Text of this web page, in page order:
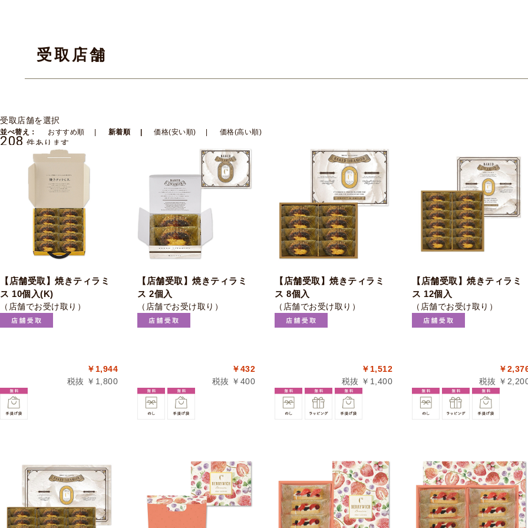
受取店舗
受取店舗を選択
並べ替え： おすすめ順 新着順 価格(安い順) 価格(高い順)
208 件あります
【店舗受取】焼きティラミ
ス 10個入(K)
（店舗でお受け取り）
￥1,944
税抜 ￥1,800
【店舗受取】焼きティラミ
ス 2個入
（店舗でお受け取り）
￥432
税抜 ￥400
【店舗受取】焼きティラミ
ス 8個入
（店舗でお受け取り）
￥1,512
税抜 ￥1,400
【店舗受取】焼きティラミ
ス 12個入
（店舗でお受け取り）
￥
税抜 ￥